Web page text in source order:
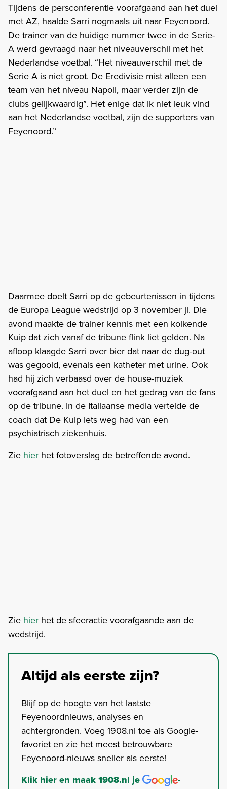
Tijdens de persconferentie voorafgaand aan het duel
met AZ, haalde Sarri nogmaals uit naar Feyenoord.
De trainer van de huidige nummer twee in de Serie-
A werd gevraagd naar het niveauverschil met het
Nederlandse voetbal. “Het niveauverschil met de
Serie A is niet groot. De Eredivisie mist alleen een
team van het niveau Napoli, maar verder zijn de
clubs gelijkwaardig”. Het enige dat ik niet leuk vind
aan het Nederlandse voetbal, zijn de supporters van
Feyenoord.”
Daarmee doelt Sarri op de gebeurtenissen in tijdens
de Europa League wedstrijd op 3 november jl. Die
avond maakte de trainer kennis met een kolkende
Kuip dat zich vanaf de tribune flink liet gelden. Na
afloop klaagde Sarri over bier dat naar de dug-out
was gegooid, evenals een katheter met urine. Ook
had hij zich verbaasd over de house-muziek
voorafgaand aan het duel en het gedrag van de fans
op de tribune. In de Italiaanse media vertelde de
coach dat De Kuip iets weg had van een
psychiatrisch ziekenhuis.
Zie hier het fotoverslag de betreffende avond.
Zie hier het de sfeeractie voorafgaande aan de
wedstrijd.
Altijd als eerste zijn?
Blijf op de hoogte van het laatste
Feyenoordnieuws, analyses en
achtergronden. Voeg 1908.nl toe als Google-
favoriet en zie het meest betrouwbare
Feyenoord-nieuws sneller als eerste!
Klik hier en maak 1908.nl je
-